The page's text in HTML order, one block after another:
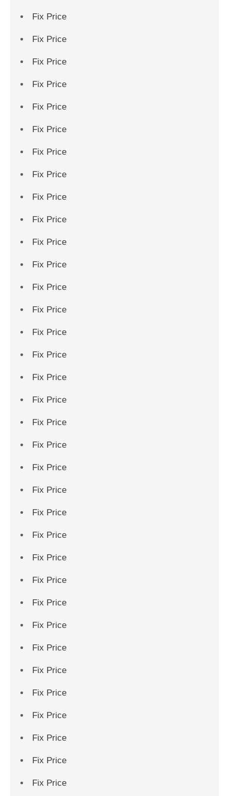
Fix Price
Fix Price
Fix Price
Fix Price
Fix Price
Fix Price
Fix Price
Fix Price
Fix Price
Fix Price
Fix Price
Fix Price
Fix Price
Fix Price
Fix Price
Fix Price
Fix Price
Fix Price
Fix Price
Fix Price
Fix Price
Fix Price
Fix Price
Fix Price
Fix Price
Fix Price
Fix Price
Fix Price
Fix Price
Fix Price
Fix Price
Fix Price
Fix Price
Fix Price
Fix Price